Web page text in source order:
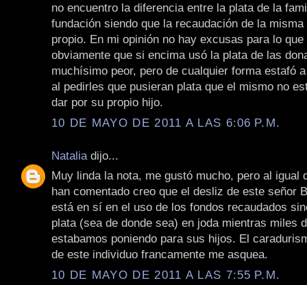
no encuentro la diferencia entre la plata de la
fundación siendo que la recaudación de la
propio. En mi opinión no hay excusas para lo
obviamente que si encima usó la plata de las
muchísimo peor, pero de cualquier forma estafó
al pedirles que pusieran plata que el mismo no
dar por su propio hijo.
10 DE MAYO DE 2011 A LAS 6:06 P.M.
Natalia dijo...
Muy linda la nota, me gustó mucho, pero al igual
han comentado creo que el desliz de este señor
está en sí en el uso de los fondos recaudados
plata (sea de donde sea) en joda mientras miles
estabamos poniendo para sus hijos. El
de este individuo francamente me asquea.
10 DE MAYO DE 2011 A LAS 7:55 P.M.